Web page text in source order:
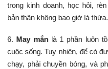
trong kinh doanh, học hỏi,
bản thân không bao giờ là thừa.
6. May mắnlà 1 phần luôn
cuộc sống. Tuy nhiên, để có
chạy, phải chuyền bóng, và